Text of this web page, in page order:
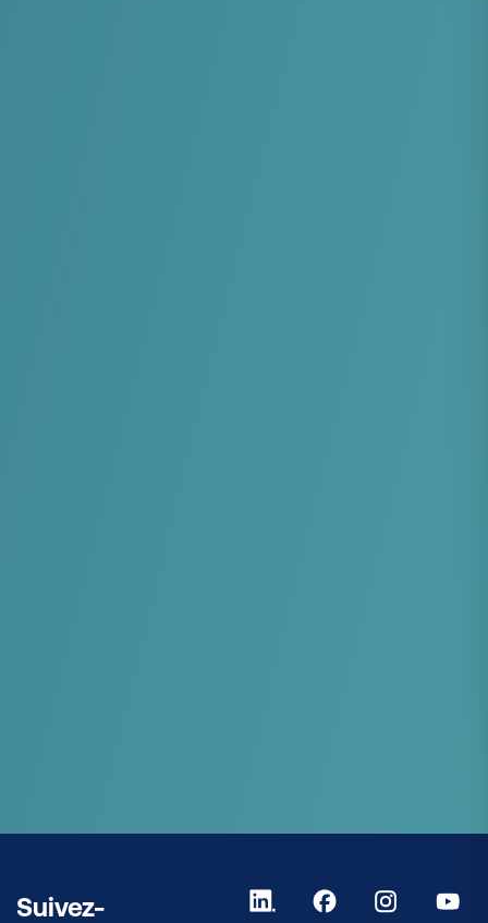
Suivez-